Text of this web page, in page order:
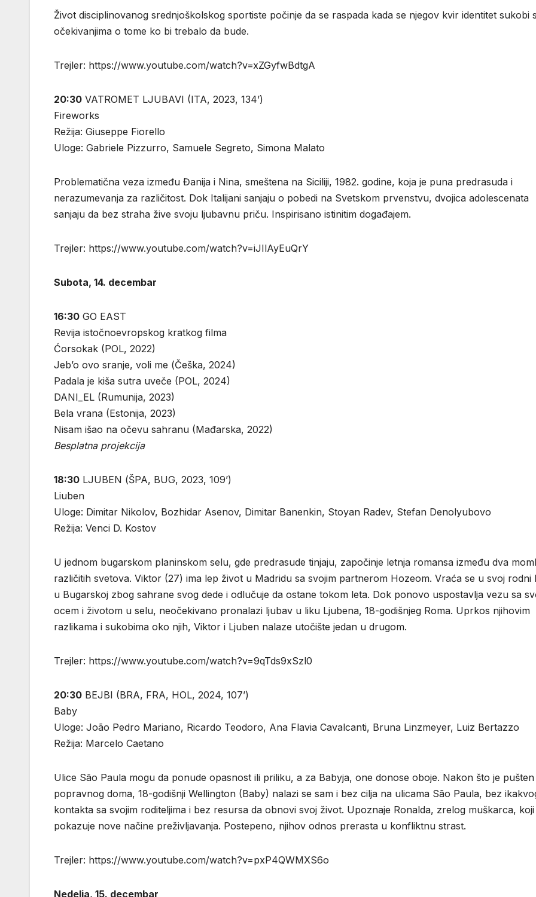
Život disciplinovanog srednjoškolskog sportiste počinje da se raspada kada se njegov kvir identitet sukobi
očekivanjima o tome ko bi trebalo da bude.
Trejler: https://www.youtube.com/watch?v=xZGyfwBdtgA
20:30 VATROMET LJUBAVI (ITA, 2023, 134’)
Fireworks
Režija: Giuseppe Fiorello
Uloge: Gabriele Pizzurro, Samuele Segreto, Simona Malato
Problematična veza između Đanija i Nina, smeštena na Siciliji, 1982. godine, koja je puna predrasuda i
nerazumevanja za različitost. Dok Italijani sanjaju o pobedi na Svetskom prvenstvu, dvojica adolescenata
sanjaju da bez straha žive svoju ljubavnu priču. Inspirisano istinitim događajem.
Trejler: https://www.youtube.com/watch?v=iJIlAyEuQrY
Subota, 14. decembar
16:30 GO EAST
Revija istočnoevropskog kratkog filma
Ćorsokak (POL, 2022)
Jeb’o ovo sranje, voli me (Češka, 2024)
Padala je kiša sutra uveče (POL, 2024)
DANI_EL (Rumunija, 2023)
Bela vrana (Estonija, 2023)
Nisam išao na očevu sahranu (Mađarska, 2022)
Besplatna projekcija
18:30 LJUBEN (ŠPA, BUG, 2023, 109’)
Liuben
Uloge: Dimitar Nikolov, Bozhidar Asenov, Dimitar Banenkin, Stoyan Radev, Stefan Denolyubovo
Režija: Venci D. Kostov
U jednom bugarskom planinskom selu, gde predrasude tinjaju, započinje letnja romansa između dva
različitih svetova. Viktor (27) ima lep život u Madridu sa svojim partnerom Hozeom. Vraća se u svoj rodni
u Bugarskoj zbog sahrane svog dede i odlučuje da ostane tokom leta. Dok ponovo uspostavlja vezu sa
ocem i životom u selu, neočekivano pronalazi ljubav u liku Ljubena, 18-godišnjeg Roma. Uprkos njihovim
razlikama i sukobima oko njih, Viktor i Ljuben nalaze utočište jedan u drugom.
Trejler: https://www.youtube.com/watch?v=9qTds9xSzl0
20:30 BEJBI (BRA, FRA, HOL, 2024, 107’)
Baby
Uloge: João Pedro Mariano, Ricardo Teodoro, Ana Flavia Cavalcanti, Bruna Linzmeyer, Luiz Bertazzo
Režija: Marcelo Caetano
Ulice São Paula mogu da ponude opasnost ili priliku, a za Babyja, one donose oboje. Nakon što je
popravnog doma, 18-godišnji Wellington (Baby) nalazi se sam i bez cilja na ulicama São Paula, bez
kontakta sa svojim roditeljima i bez resursa da obnovi svoj život. Upoznaje Ronaldа, zrelog muškarca,
pokazuje nove načine preživljavanja. Postepeno, njihov odnos prerasta u konfliktnu strast.
Trejler: https://www.youtube.com/watch?v=pxP4QWMXS6o
Nedelja, 15. decembar